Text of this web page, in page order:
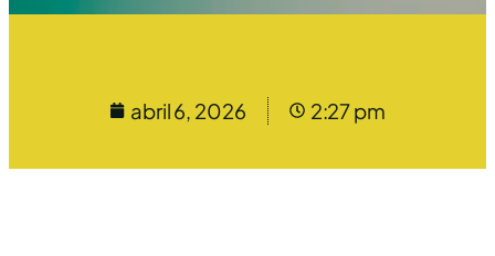
abril 6, 2026 2:27 pm